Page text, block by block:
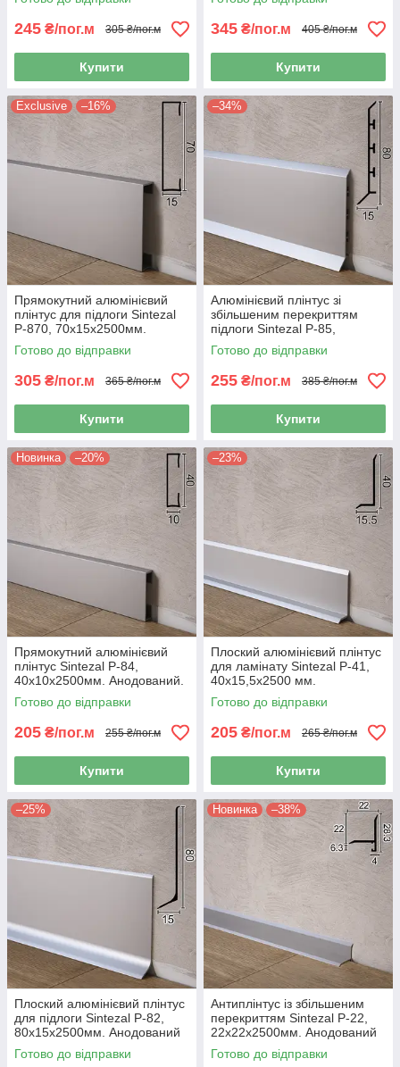
245 ₴/пог.м 305 ₴/пог.м
Купити
345 ₴/пог.м 405 ₴/пог.м
Купити
Exclusive –16%
Прямокутний алюмінієвий
плінтус для підлоги Sintezal
P-870, 70х15х2500мм.
Анодований
Готово до відправки
305 ₴/пог.м 365 ₴/пог.м
Купити
–34%
Алюмінієвий плінтус зі
збільшеним перекриттям
підлоги Sintezal P-85,
80х15х2500мм. Анодований
Готово до відправки
255 ₴/пог.м 385 ₴/пог.м
Купити
Новинка –20%
Прямокутний алюмінієвий
плінтус Sintezal P-84,
40х10х2500мм. Анодований.
Готово до відправки
205 ₴/пог.м 255 ₴/пог.м
Купити
–23%
Плоский алюмінієвий плінтус
для ламінату Sintezal P-41,
40х15,5х2500 мм.
Готово до відправки
205 ₴/пог.м 265 ₴/пог.м
Купити
–25%
Плоский алюмінієвий плінтус
для підлоги Sintezal P-82,
80х15х2500мм. Анодований
Готово до відправки
Новинка –38%
Антиплінтус із збільшеним
перекриттям Sintezal P-22,
22х22х2500мм. Анодований
Готово до відправки